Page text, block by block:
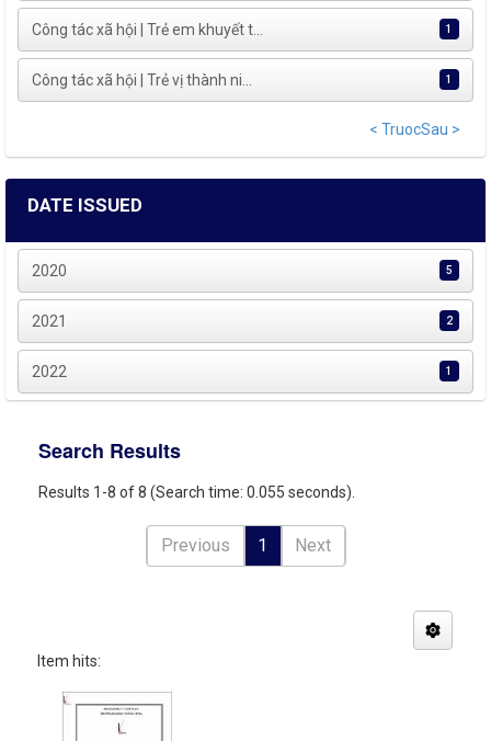
Công tác xã hội | Trẻ em khuyết t... 1
Công tác xã hội | Trẻ vị thành ni... 1
< TruocSau >
DATE ISSUED
2020 5
2021 2
2022 1
Search Results
Results 1-8 of 8 (Search time: 0.055 seconds).
Previous 1 Next
Item hits: